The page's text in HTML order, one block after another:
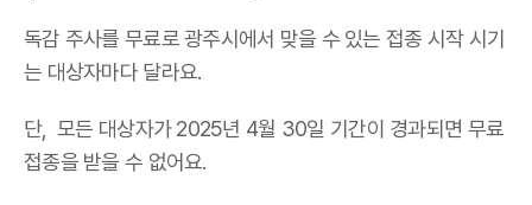
독감 주사를 무료로 광주시에서 맞을 수 있는 접종 시작 시기
는 대상자마다 달라요.
단, 모든 대상자가 2025년 4월 30일 기간이 경과되면 무료
접종을 받을 수 없어요.